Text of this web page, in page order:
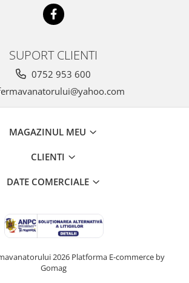
SUPORT CLIENTI
0752 953 600
MAGAZINUL MEU
CLIENTI
DATE COMERCIALE
2026 Platforma E-commerce by
Gomag